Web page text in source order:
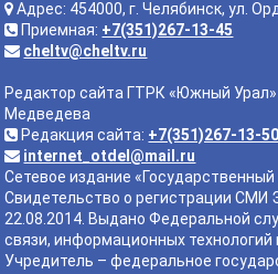
Адрес: 454000, г. Челябинск, ул.
Приемная: +7(351)267-13-45
cheltv@cheltv.ru
Редактор сайта ГТРК «Южный
Медведева
Редакция сайта: +7(351)267-13-50
internet_otdel@mail.ru
Сетевое издание
Свидетельство о регистрации СМИ
22.08.2014. Выдано Федеральной
связи, информационных
Учредитель – федеральное